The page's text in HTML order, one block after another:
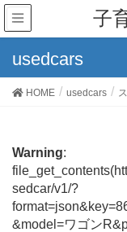
子
usedcars
HOME usedcars
Warning:
sedcar/v1/?
&model=ワゴン